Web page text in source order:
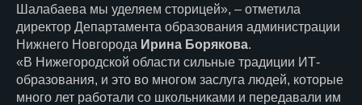
Шалабаева мы уделяем сторицей», – отметила
директор Департамента образования администрации
Нижнего Новгорода Ирина Борякова.
«В Нижегородской области сильные традиции ИТ-
образования, и это во многом заслуга людей, которые
много лет работали со школьниками и передавали им